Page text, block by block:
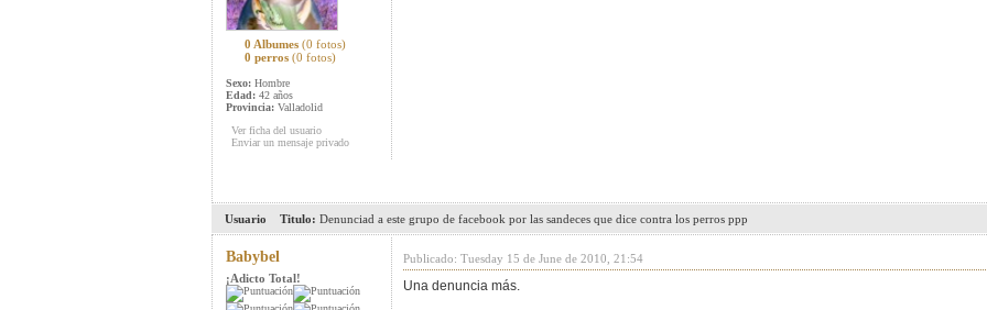
0 Albumes (0 fotos)
0 perros (0 fotos)
Sexo: Hombre
Edad: 42 años
Provincia: Valladolid
Ver ficha del usuario
Enviar un mensaje privado
Usuario Titulo: Denunciad a este grupo de facebook por las sandeces que dice contra los perros ppp
Babybel
¡Adicto Total!
Publicado: Tuesday 15 de June de 2010, 21:54
Una denuncia más.